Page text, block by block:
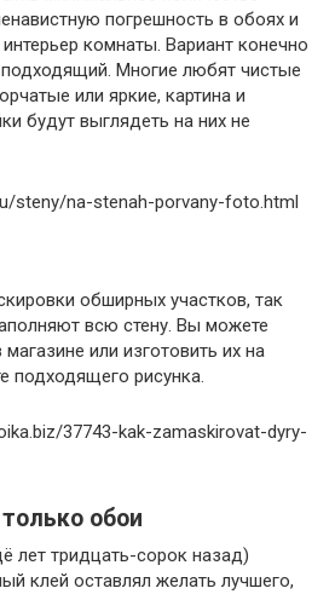
погрешность в обоях и
комнаты. Вариант конечно
Многие любят чистые
или яркие, картина и
будут выглядеть на них не
steny/na-stenah-porvany-foto.html
обширных участков, так
всю стену. Вы можете
или изготовить их на
подходящего рисунка.
37743-kak-zamaskirovat-dyry-
обои
лет тридцать-сорок назад)
клей оставлял желать лучшего,